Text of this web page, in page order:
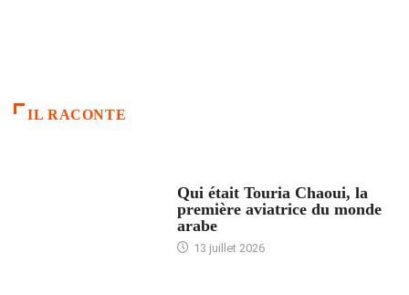
IL RACONTE
Qui était Touria Chaoui, la
première aviatrice du monde
arabe
13 juillet 2026